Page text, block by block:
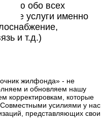
обо всех
услуги именно
и т.д.)
жилфонда» - не
и обновляем нашу
корректировкам, которые
усилиями у нас
представляющих свои